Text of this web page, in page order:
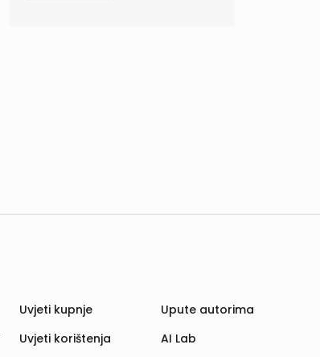
Uvjeti kupnje
Uvjeti korištenja
Upute autorima
AI Lab